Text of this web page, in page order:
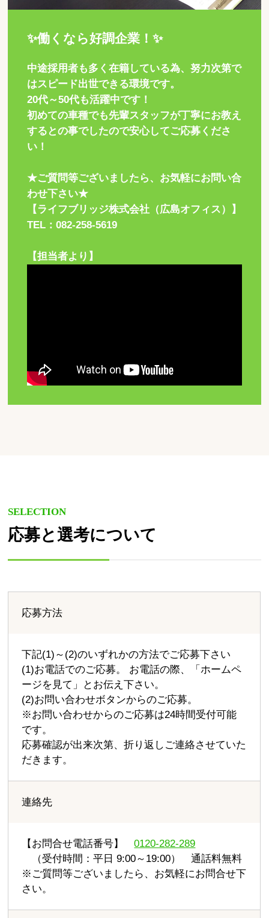
✨働くなら好調企業！✨
中途採用者も多く在籍している為、努力次第で
はスピード出世できる環境です。
20代～50代も活躍中です！
初めての車種でも先輩スタッフが丁寧にお教え
するとの事でしたので安心してご応募くださ
い！
★ご質問等ございましたら、お気軽にお問い合
わせ下さい★
【ライフブリッジ株式会社（広島オフィス）】
TEL：082-258-5619
【担当者より】
SELECTION
応募と選考について
応募方法
下記(1)～(2)のいずれかの方法でご応募下さい
(1)お電話でのご応募。 お電話の際、「ホームペ
ージを見て」とお伝え下さい。
(2)お問い合わせボタンからのご応募。
※お問い合わせからのご応募は24時間受付可能
です。
応募確認が出来次第、折り返しご連絡させていた
だきます。
連絡先
【お問合せ電話番号】0120-282-289
（受付時間：平日 9:00～19:00） 通話料無料
※ご質問等ございましたら、お気軽にお問合せ下
さい。